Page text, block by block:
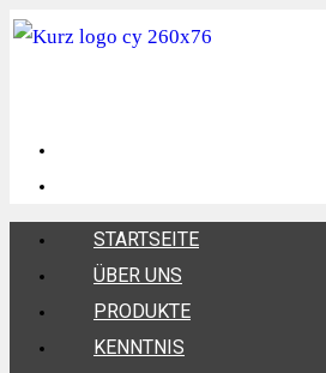
STARTSEITE
ÜBER UNS
PRODUKTE
KENNTNIS